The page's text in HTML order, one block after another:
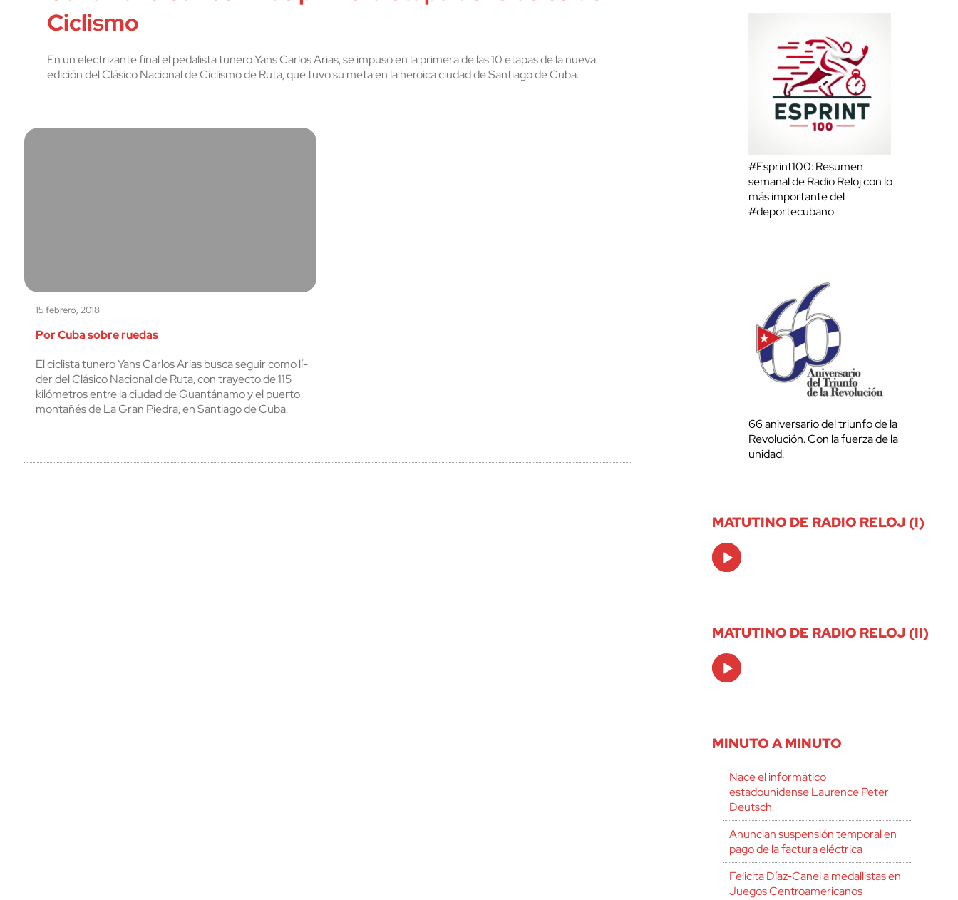
Ciclismo
En un electrizante final el pedalista tunero Yans Carlos Arias, se impuso en la primera de las 10 etapas de la nueva
edición del Clásico Nacional de Ciclismo de Ruta, que tuvo su meta en la heroica ciudad de Santiago de Cuba.
15 febrero, 2018
Por Cuba sobre ruedas
El ciclista tunero Yans Carlos Arias busca seguir como lí­
der del Clásico Nacional de Ruta, con trayecto de 115
kilómetros entre la ciudad de Guantánamo y el puerto
montañés de La Gran Piedra, en Santiago de Cuba.
#Esprint100: Resumen
semanal de Radio Reloj con lo
más importante del
#deportecubano.
66 aniversario del triunfo de la
Revolución. Con la fuerza de la
unidad.
MATUTINO DE RADIO RELOJ (I)
Audio
Player
MATUTINO DE RADIO RELOJ (II)
Audio
Player
MINUTO A MINUTO
Nace el informático
estadounidense Laurence Peter
Deutsch.
Anuncian suspensión temporal en
pago de la factura eléctrica
Felicita Díaz-Canel a medallistas en
Juegos Centroamericanos